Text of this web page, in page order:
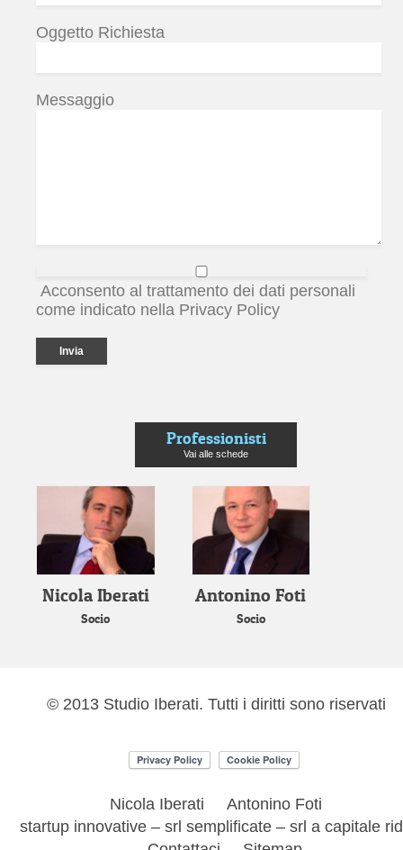
Oggetto Richiesta
Messaggio
Acconsento al trattamento dei dati personali
come indicato nella Privacy Policy
Professionisti
Vai alle schede
Nicola Iberati
Socio
Antonino Foti
Socio
© 2013 Studio Iberati. Tutti i diritti sono riservati
Nicola Iberati
Antonino Foti
startup innovative – srl semplificate – srl a capitale